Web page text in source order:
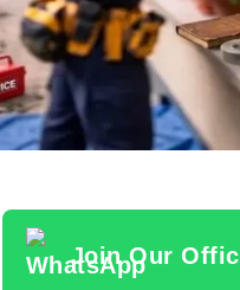
Join Our